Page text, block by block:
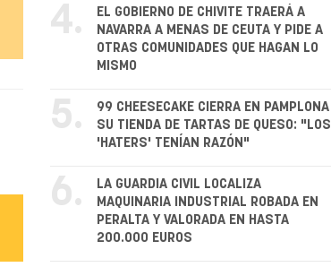
4.
EL GOBIERNO DE CHIVITE TRAERÁ A
NAVARRA A MENAS DE CEUTA Y PIDE A
OTRAS COMUNIDADES QUE HAGAN LO
MISMO
5.
99 CHEESECAKE CIERRA EN PAMPLONA
SU TIENDA DE TARTAS DE QUESO: "LOS
'HATERS' TENÍAN RAZÓN"
6.
LA GUARDIA CIVIL LOCALIZA
MAQUINARIA INDUSTRIAL ROBADA EN
PERALTA Y VALORADA EN HASTA
200.000 EUROS